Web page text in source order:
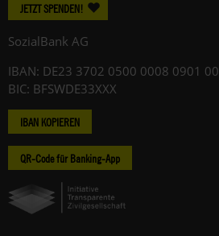
JETZT SPENDEN!
SozialBank AG
IBAN: DE23 3702 0500 0008 0901 00
BIC: BFSWDE33XXX
IBAN KOPIEREN
QR-Code für Banking-App